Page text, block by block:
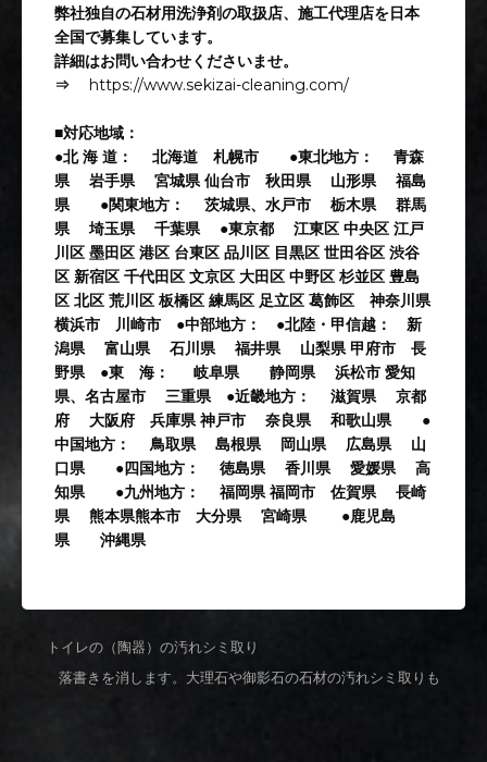
弊社独自の石材用洗浄剤の取扱店、施工代理店を日本
全国で募集しています。
詳細はお問い合わせくださいませ。
⇒ https://www.sekizai-cleaning.com/
■対応地域：
●北 海 道： 北海道 札幌市 ●東北地方： 青森
県 岩手県 宮城県 仙台市 秋田県 山形県 福島
県 ●関東地方： 茨城県、水戸市 栃木県 群馬
県 埼玉県 千葉県 ●東京都 江東区 中央区 江戸
川区 墨田区 港区 台東区 品川区 目黒区 世田谷区 渋谷
区 新宿区 千代田区 文京区 大田区 中野区 杉並区 豊島
区 北区 荒川区 板橋区 練馬区 足立区 葛飾区 神奈川県
横浜市 川崎市 ●中部地方： ●北陸・甲信越： 新
潟県 富山県 石川県 福井県 山梨県 甲府市 長
野県 ●東 海： 岐阜県 静岡県 浜松市 愛知
県、名古屋市 三重県 ●近畿地方： 滋賀県 京都
府 大阪府 兵庫県 神戸市 奈良県 和歌山県 ●
中国地方： 鳥取県 島根県 岡山県 広島県 山
口県 ●四国地方： 徳島県 香川県 愛媛県 高
知県 ●九州地方： 福岡県 福岡市 佐賀県 長崎
県 熊本県熊本市 大分県 宮崎県 ●鹿児島
県 沖縄県
トイレの（陶器）の汚れシミ取り
落書きを消します。大理石や御影石の石材の汚れシミ取りも